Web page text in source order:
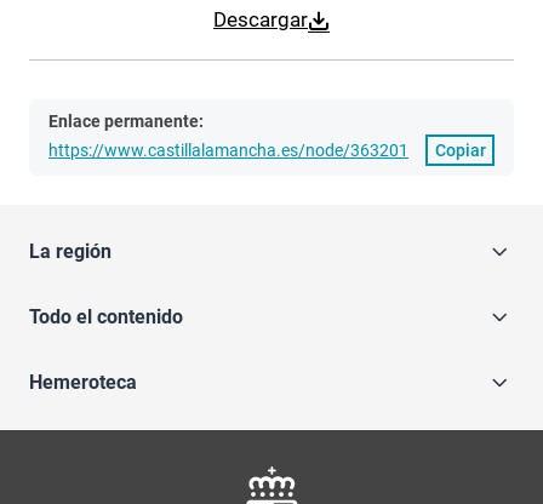
Descargar
Enlace permanente:
https://www.castillalamancha.es/node/363201
Copiar
La región
Todo el contenido
Hemeroteca